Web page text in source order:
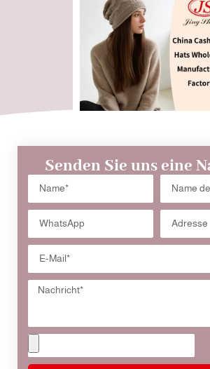
Senden Sie uns eine